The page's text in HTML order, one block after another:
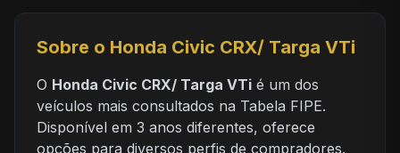
Sobre o Honda Civic CRX/ Targa VTi
O Honda Civic CRX/ Targa VTi é um dos
veículos mais consultados na Tabela FIPE.
Disponível em 3 anos diferentes, oferece
opções para diversos perfis de compradores.